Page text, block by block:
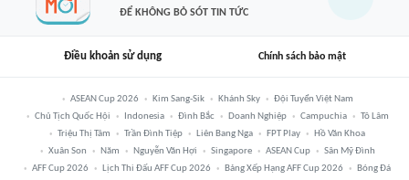
ĐỂ KHÔNG BỎ SÓT TIN TỨC
Điều khoản sử dụng Chính sách bảo mật
ASEAN Cup 2026 Kim Sang-Sik Khánh Sky
Đội Tuyển Việt Nam
Chủ Tịch Quốc Hội
Indonesia Đình Bắc Doanh Nghiệp Campuchia
Tô Lâm
Triệu Thị Tâm
Trần Đình Tiệp Liên Bang Nga FPT Play
Hồ Văn Khoa
Xuân Son
Năm Nguyễn Văn Hợi Singapore ASEAN Cup
Sân Mỹ Đình
AFF Cup 2026
Lịch Thi Đấu AFF Cup 2026 Bảng Xếp Hạng AFF Cup 2026 Bóng Đá